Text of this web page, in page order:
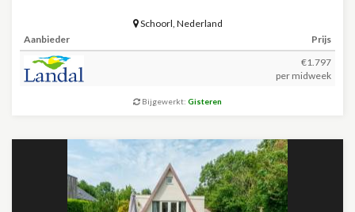
Schoorl, Nederland
Aanbieder
Prijs
€1.797
per midweek
Bijgewerkt: Gisteren